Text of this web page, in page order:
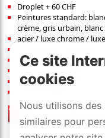
Droplet + 60 CHF
Peintures standard:
crème, gris urbain,
acier / luxe chrome /
100W, 3” Full Range,
249
dimensions (l×h×p):
liste de
avec DYNAVOX-
Ce site
cookies
Nous utilisons
similaires pour